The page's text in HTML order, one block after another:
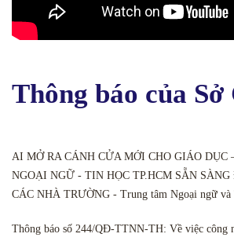
Thông báo của Sở
AI MỞ RA CÁNH CỬA MỚI CHO GIÁO DỤC
NGOẠI NGỮ - TIN HỌC TP.HCM SẴN
CÁC NHÀ TRƯỜNG - Trung tâm Ngoại ngữ và
Thông báo số 244/QĐ-TTNN-TH: Về việc công